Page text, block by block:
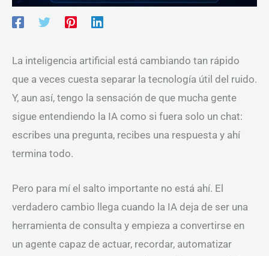
La inteligencia artificial está cambiando tan rápido
que a veces cuesta separar la tecnología útil del ruido.
Y, aun así, tengo la sensación de que mucha gente
sigue entendiendo la IA como si fuera solo un chat:
escribes una pregunta, recibes una respuesta y ahí
termina todo.
Pero para mí el salto importante no está ahí. El
verdadero cambio llega cuando la IA deja de ser una
herramienta de consulta y empieza a convertirse en
un agente capaz de actuar, recordar, automatizar